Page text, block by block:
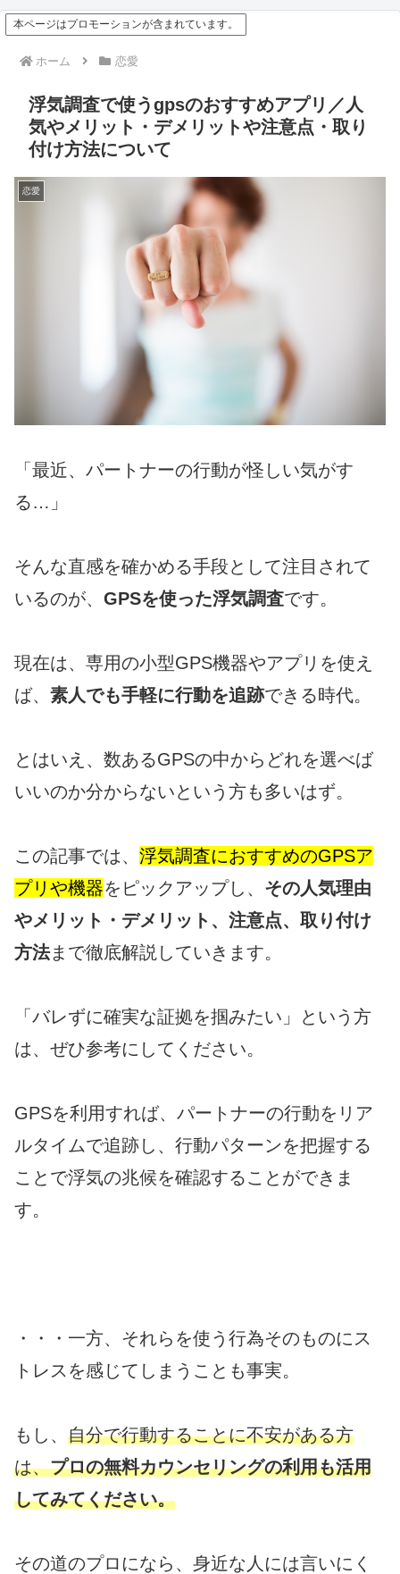
本ページはプロモーションが含まれています。
ホーム 恋愛
浮気調査で使うgpsのおすすめアプリ／人
気やメリット・デメリットや注意点・取り
付け方法について
恋愛
「最近、パートナーの行動が怪しい気がす
る…」
そんな直感を確かめる手段として注目されて
いるのが、 GPSを使った浮気調査です。
現在は、専用の小型GPS機器やアプリを使え
ば、 素人でも手軽に行動を追跡できる時代。
とはいえ、数あるGPSの中からどれを選べば
いいのか分からないという方も多いはず。
この記事では、 浮気調査におすすめのGPSア
プリや機器をピックアップし、 その人気理由
やメリット・デメリット、注意点、取り付け
方法まで徹底解説していきます。
「バレずに確実な証拠を掴みたい」という方
は、ぜひ参考にしてください。
GPSを利用すれば、パートナーの行動をリア
ルタイムで追跡し、行動パターンを把握する
ことで浮気の兆候を確認することができま
す。
・・・一方、それらを使う行為そのものにス
トレスを感じてしまうことも事実。
もし、 自分で行動することに不安がある方
は、プロの無料カウンセリングの利用も活用
してみてください。
その道のプロになら、身近な人には言いにく